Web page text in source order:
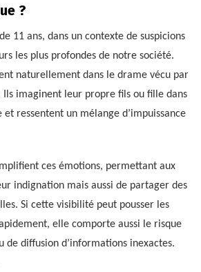
?
11 ans, dans un contexte de suspicions
les plus profondes de notre société.
naturellement dans le drame vécu par
Ils imaginent leur propre fils ou fille dans
ressentent un mélange d’impuissance
ces émotions, permettant aux
indignation mais aussi de partager des
Si cette visibilité peut pousser les
elle comporte aussi le risque
de diffusion d’informations inexactes.